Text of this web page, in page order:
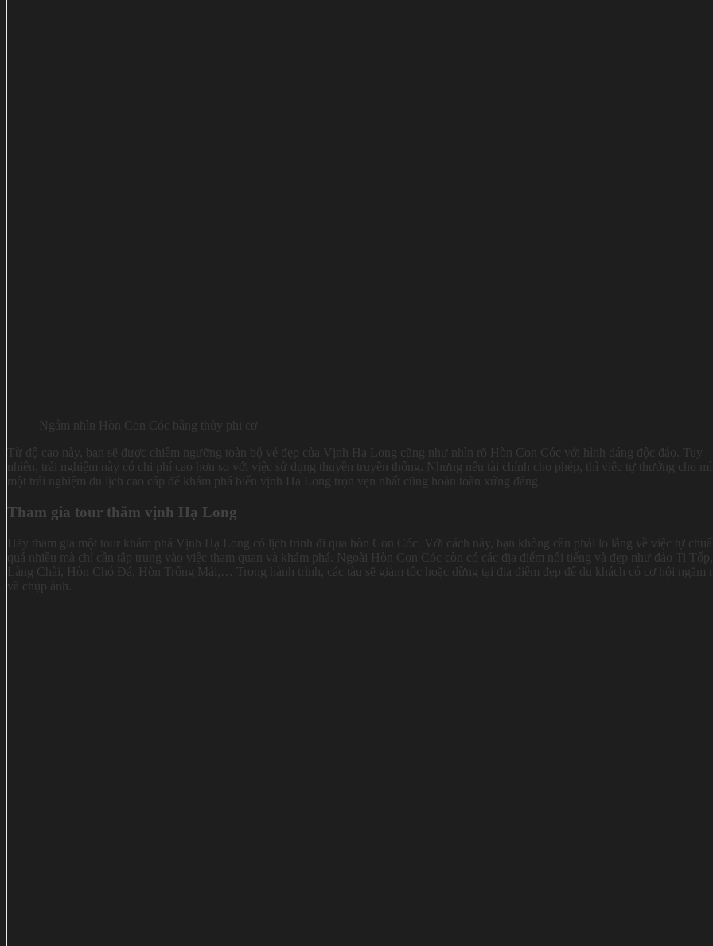
Ngắm nhìn Hòn Con Cóc bằng thủy phi cơ
Từ độ cao này, bạn sẽ được chiêm ngưỡng toàn bộ vẻ đẹp của Vịnh Hạ Long cũng như nhìn rõ Hòn Con Cóc với hình dáng độc đáo. Tuy
nhiên, trải nghiệm này có chi phí cao hơn so với việc sử dụng thuyền truyền thống. Nhưng nếu tài chính cho phép, thì việc tự thưởng cho
một trải nghiệm du lịch cao cấp để khám phá biển vịnh Hạ Long trọn vẹn nhất cũng hoàn toàn xứng đáng.
Tham gia tour thăm vịnh Hạ Long
Hãy tham gia một tour khám phá Vịnh Hạ Long có lịch trình đi qua hòn Con Cóc. Với cách này, bạn không cần phải lo lắng về việc tự
quá nhiều mà chỉ cần tập trung vào việc tham quan và khám phá. Ngoài Hòn Con Cóc còn có các địa điểm nổi tiếng và đẹp như đảo Ti Tốp,
Làng Chài, Hòn Chó Đá, Hòn Trống Mái,… Trong hành trình, các tàu sẽ giảm tốc hoặc dừng tại địa điểm đẹp để du khách có cơ hội ngắm
và chụp ảnh.